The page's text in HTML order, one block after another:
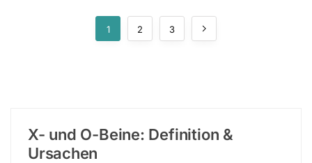
1 2 3
X- und O-Beine: Definition &
Ursachen